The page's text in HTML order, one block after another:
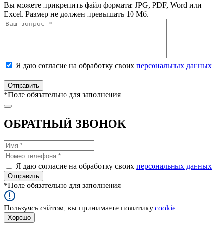
Вы можете прикрепить файл формата: JPG, PDF, Word или
Excel. Размер не должен превышать 10 Мб.
Я даю согласие на обработку своих персональных данных
*Поле обязательно для заполнения
ОБРАТНЫЙ ЗВОНОК
Я даю согласие на обработку своих персональных данных
*Поле обязательно для заполнения
Пользуясь сайтом, вы принимаете политику cookie.
Хорошо